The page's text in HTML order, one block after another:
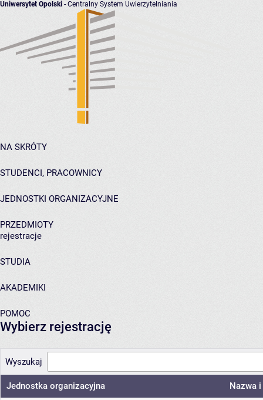
Uniwersytet Opolski - Centralny System Uwierzytelniania
NA SKRÓTY
STUDENCI, PRACOWNICY
JEDNOSTKI ORGANIZACYJNE
PRZEDMIOTY
rejestracje
STUDIA
AKADEMIKI
POMOC
Wybierz rejestrację
Wyszukaj
Jednostka organizacyjna Nazwa